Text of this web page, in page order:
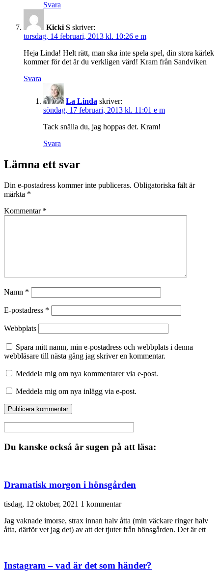
Svara
Kicki S skriver:
torsdag, 14 februari, 2013 kl. 10:26 e m
Heja Linda! Helt rätt, man ska inte spela spel, din stora kärlek
kommer för det är du verkligen värd! Kram från Sandviken
Svara
La Linda skriver:
söndag, 17 februari, 2013 kl. 11:01 e m
Tack snälla du, jag hoppas det. Kram!
Svara
Lämna ett svar
Din e-postadress kommer inte publiceras. Obligatoriska fält är
märkta *
Kommentar *
Namn *
E-postadress *
Webbplats
Spara mitt namn, min e-postadress och webbplats i denna
webbläsare till nästa gång jag skriver en kommentar.
Meddela mig om nya kommentarer via e-post.
Meddela mig om nya inlägg via e-post.
Du kanske också är sugen på att läsa:
Dramatisk morgon i hönsgården
tisdag, 12 oktober, 2021 1 kommentar
Jag vaknade imorse, strax innan halv åtta (min väckare ringer halv
åtta, därför vet jag det) av att det tjuter från hönsgården. Det är ett
Instagram – vad är det som händer?